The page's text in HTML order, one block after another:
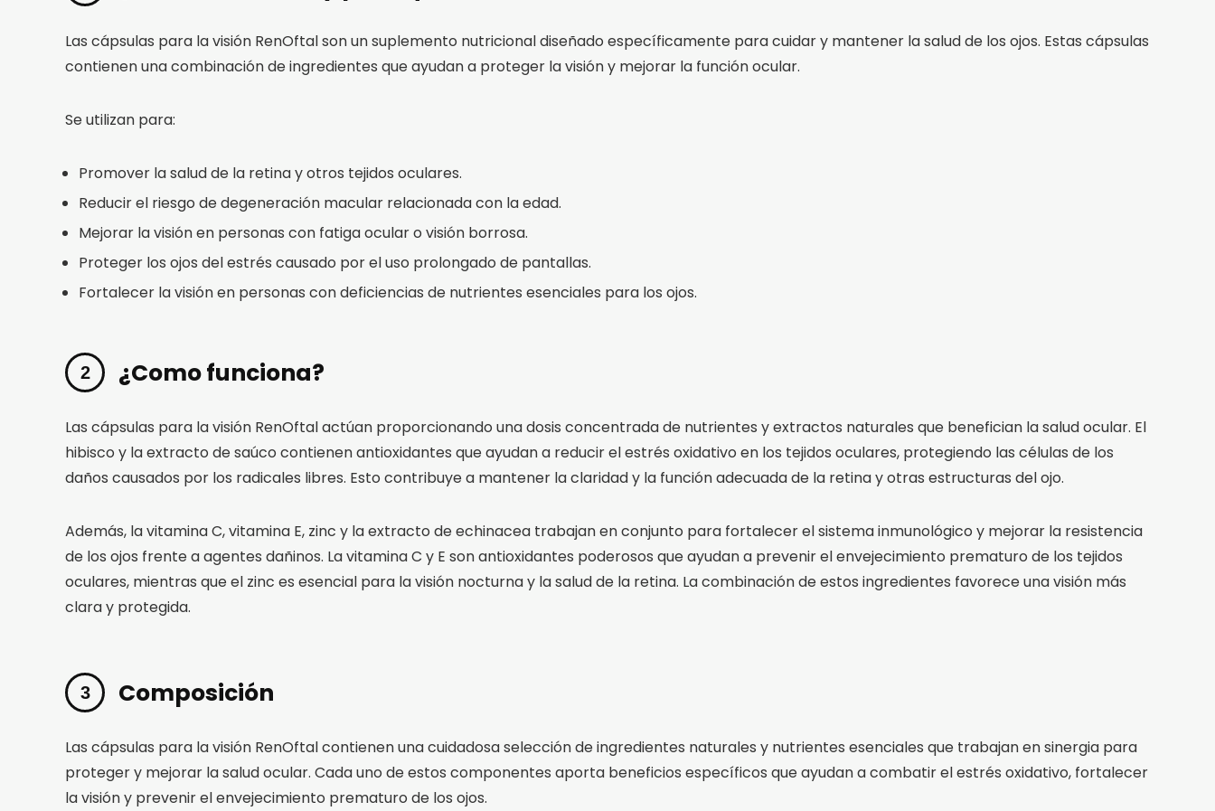
Las cápsulas para la visión RenOftal son un suplemento nutricional diseñado específicamente para cuidar y mantener la salud de los ojos. Estas cápsulas
contienen una combinación de ingredientes que ayudan a proteger la visión y mejorar la función ocular.
Se utilizan para:
Promover la salud de la retina y otros tejidos oculares.
Reducir el riesgo de degeneración macular relacionada con la edad.
Mejorar la visión en personas con fatiga ocular o visión borrosa.
Proteger los ojos del estrés causado por el uso prolongado de pantallas.
Fortalecer la visión en personas con deficiencias de nutrientes esenciales para los ojos.
¿Como funciona?
Las cápsulas para la visión RenOftal actúan proporcionando una dosis concentrada de nutrientes y extractos naturales que benefician la salud ocular. El
hibisco y la extracto de saúco contienen antioxidantes que ayudan a reducir el estrés oxidativo en los tejidos oculares, protegiendo las células de los
daños causados por los radicales libres. Esto contribuye a mantener la claridad y la función adecuada de la retina y otras estructuras del ojo.
Además, la vitamina C, vitamina E, zinc y la extracto de echinacea trabajan en conjunto para fortalecer el sistema inmunológico y mejorar la resistencia
de los ojos frente a agentes dañinos. La vitamina C y E son antioxidantes poderosos que ayudan a prevenir el envejecimiento prematuro de los tejidos
oculares, mientras que el zinc es esencial para la visión nocturna y la salud de la retina. La combinación de estos ingredientes favorece una visión más
clara y protegida.
Composición
Las cápsulas para la visión RenOftal contienen una cuidadosa selección de ingredientes naturales y nutrientes esenciales que trabajan en sinergia para
proteger y mejorar la salud ocular. Cada uno de estos componentes aporta beneficios específicos que ayudan a combatir el estrés oxidativo, fortalecer
la visión y prevenir el envejecimiento prematuro de los ojos.